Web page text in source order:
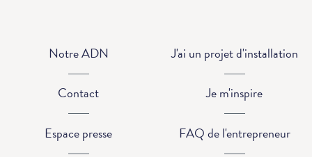
Notre ADN
Contact
Espace presse
J'ai un projet d'installation
Je m'inspire
FAQ de l'entrepreneur